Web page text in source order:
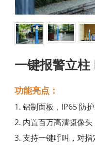
一键报警立柱
功能亮点：
1. 铝制面板，IP65 防
2. 内置百万高清摄像
3. 支持一键呼叫，对